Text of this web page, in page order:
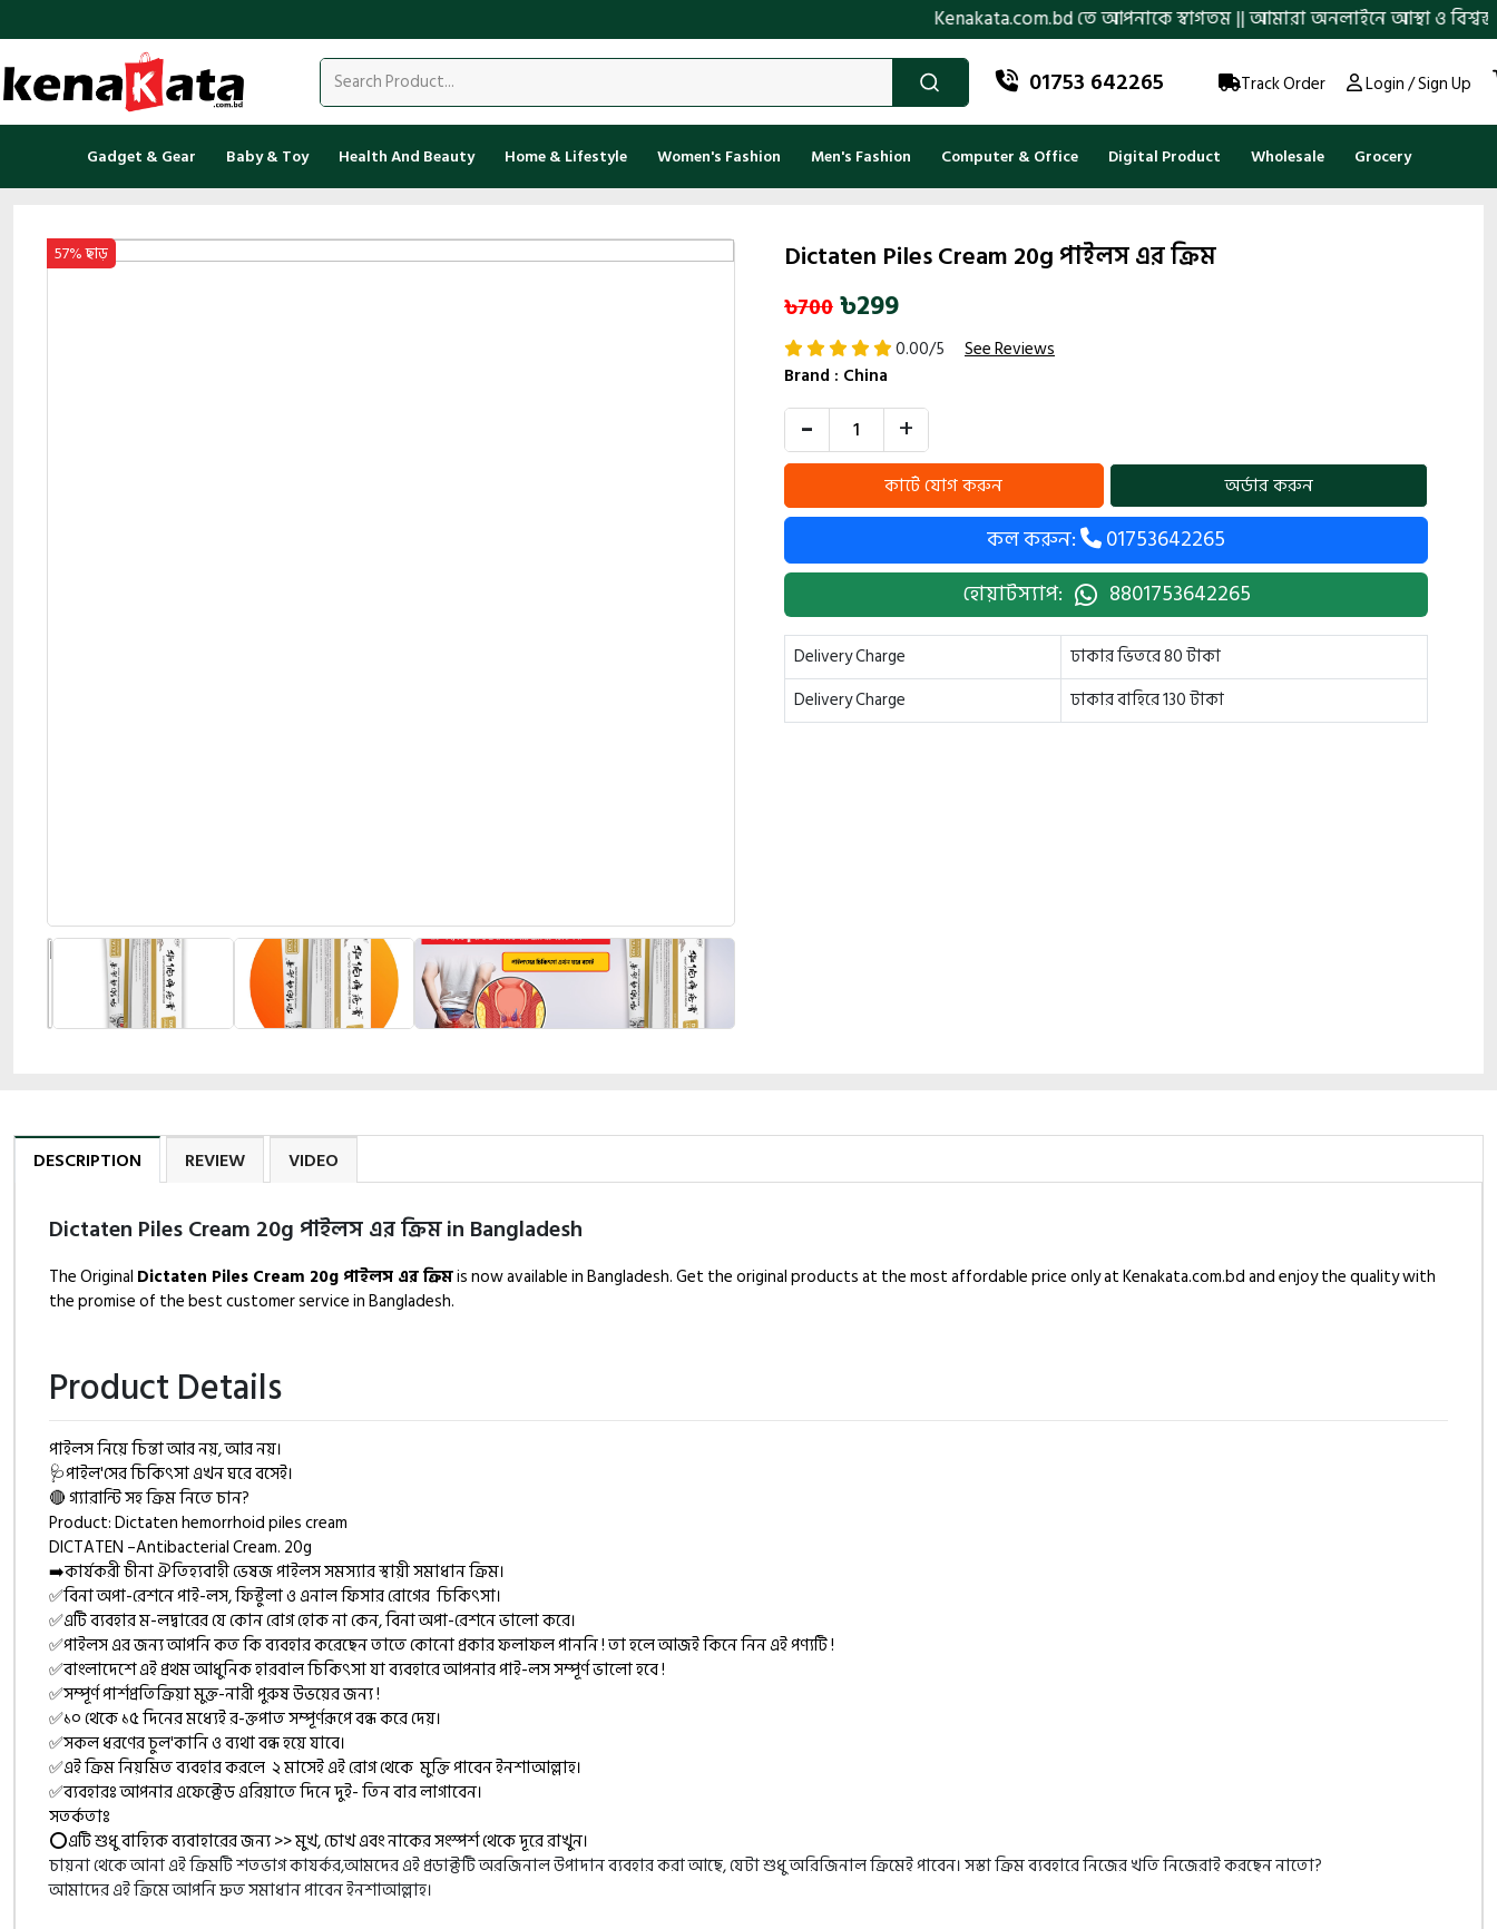
Kenakata.com.bd তে আপনাকে স্বাগতম || আমারা অনলাইনে আস্থা ও বিশ্বস্ততার
01753 642265 Track Order Login / Sign Up
Gadget & Gear Baby & Toy Health And Beauty Home & Lifestyle Women's Fashion Men's Fashion Computer & Office Digital Product Wholesale Grocery
57% ছাড় Dictaten Piles Cream 20g পাইলস এর ক্রিম
৳700৳299
0.00/5
See Reviews
Brand : China
- +
কল করুন:
01753642265
হোয়াটস্যাপ:
8801753642265
Delivery Charge
ঢাকার ভিতরে 80 টাকা
Delivery Charge
ঢাকার বাহিরে 130 টাকা
DESCRIPTION REVIEW VIDEO
Dictaten Piles Cream 20g পাইলস এর ক্রিম in Bangladesh
The Original Dictaten Piles Cream 20g পাইলস এর ক্রিমis now available in Bangladesh. Get the original products at the most affordable price only at Kenakata.com.bd and enjoy the quality with
the promise of the best customer service in Bangladesh.
Product Details
পাইলস নিয়ে চিন্তা আর নয়, আর নয়।
🩺পাইল'সের চিকিৎসা এখন ঘরে বসেই।
🔴 গ্যারান্টি সহ ক্রিম নিতে চান?
Product: Dictaten hemorrhoid piles cream
DICTATEN –Antibacterial Cream. 20g
➡️কার্যকরী চীনা ঐতিহ্যবাহী ভেষজ পাইলস সমস্যার স্থায়ী সমাধান ক্রিম।
✅বিনা অপা-রেশনে পাই-লস, ফিস্টুলা ও এনাল ফিসার রোগের চিকিৎসা।
✅এটি ব্যবহার ম-লদ্বারের যে কোন রোগ হোক না কেন, বিনা অপা-রেশনে ভালো করে।
✅পাইলস এর জন্য আপনি কত কি ব্যবহার করেছেন তাতে কোনো প্রকার ফলাফল পাননি ! তা হলে আজই কিনে নিন এই পণ্যটি !
✅বাংলাদেশে এই প্রথম আধুনিক হারবাল চিকিৎসা যা ব্যবহারে আপনার পাই-লস সম্পূর্ণ ভালো হবে !
✅সম্পূর্ণ পার্শপ্রতিক্রিয়া মুক্ত-নারী পুরুষ উভয়ের জন্য !
✅১০ থেকে ১৫ দিনের মধ্যেই র-ক্তপাত সম্পূর্ণরূপে বন্ধ করে দেয়।
✅সকল ধরণের চুল'কানি ও ব্যথা বন্ধ হয়ে যাবে।
✅এই ক্রিম নিয়মিত ব্যবহার করলে ২ মাসেই এই রোগ থেকে মুক্তি পাবেন ইনশাআল্লাহ।
✅ব্যবহারঃ আপনার এফেক্টেড এরিয়াতে দিনে দুই- তিন বার লাগাবেন।
সতর্কতাঃ
⭕এটি শুধু বাহ্যিক ব্যবাহারের জন্য >> মুখ, চোখ এবং নাকের সংস্পর্শ থেকে দূরে রাখুন।
চায়না থেকে আনা এই ক্রিমটি শতভাগ কাযর্কর,আমদের এই প্রডাক্টটি অরজিনাল উপাদান ব্যবহার করা আছে, যেটা শুধু অরিজিনাল ক্রিমেই পাবেন। সস্তা ক্রিম ব্যবহারে নিজের খতি নিজেরাই করছেন নাতো?
আমাদের এই ক্রিমে আপনি দ্রুত সমাধান পাবেন ইনশাআল্লাহ।